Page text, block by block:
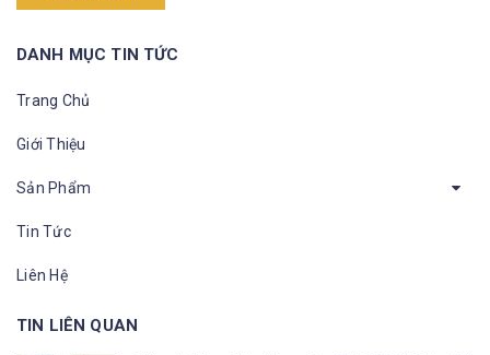
DANH MỤC TIN TỨC
Trang Chủ
Giới Thiệu
Sản Phẩm
Tin Tức
Liên Hệ
TIN LIÊN QUAN